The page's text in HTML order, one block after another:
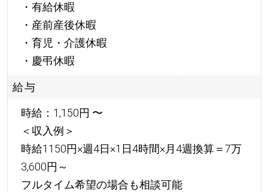
・有給休暇
・産前産後休暇
・育児・介護休暇
・慶弔休暇
給与
時給：1,150円 〜
＜収入例＞
時給1150円×週4日×1日4時間×月4週換算＝7万
3,600円～
フルタイム希望の場合も相談可能